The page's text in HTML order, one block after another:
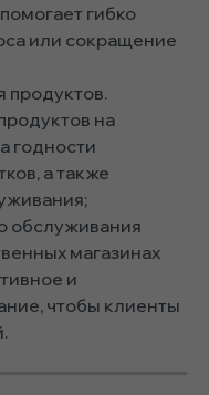
гибко
или сокращение
продуктов.
на
годности
а также
обслуживания
магазинах
и
чтобы клиенты